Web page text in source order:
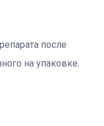
после
на упаковке.